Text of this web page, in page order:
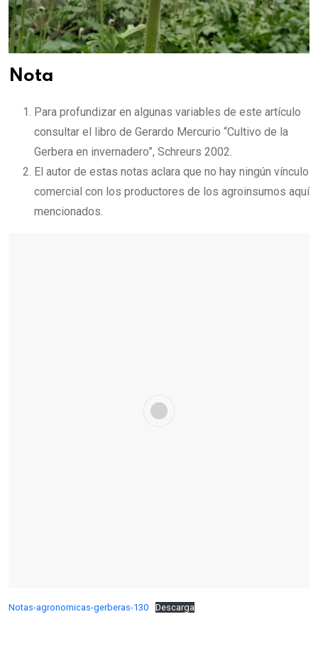
Nota
Para profundizar en algunas variables de este artículo
consultar el libro de Gerardo Mercurio “Cultivo de la
Gerbera en invernadero”, Schreurs 2002.
El autor de estas notas aclara que no hay ningún vínculo
comercial con los productores de los agroinsumos aquí
mencionados.
Notas-agronomicas-gerberas-130 Descarga